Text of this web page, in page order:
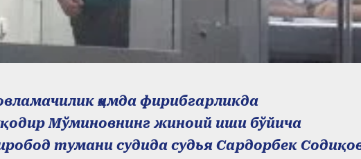
ҳамда фирибгарликда
Мўминовнинг жиноий иши бўйича
тумани судида судья Сардорбек